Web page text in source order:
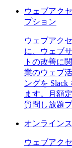
ウェブアク
プション
ウェブアク
に、ウェブ
トの改善に
業のウェブ
ングを
ます。月額
質問し放題プ
オンライン
ウェブアク